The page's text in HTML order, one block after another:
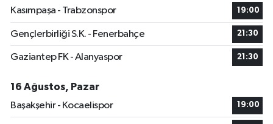
Kasımpaşa - Trabzonspor 19:00
Gençlerbirliği S.K. - Fenerbahçe 21:30
Gaziantep FK - Alanyaspor 21:30
16 Ağustos, Pazar
Başakşehir - Kocaelispor
19:00